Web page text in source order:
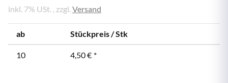
inkl. 7% USt. , zzgl. Versand
ab Stückpreis / Stk
10 4,50 € *